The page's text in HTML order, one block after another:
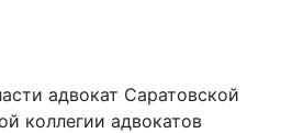
адвокат Саратовской
коллегии адвокатов